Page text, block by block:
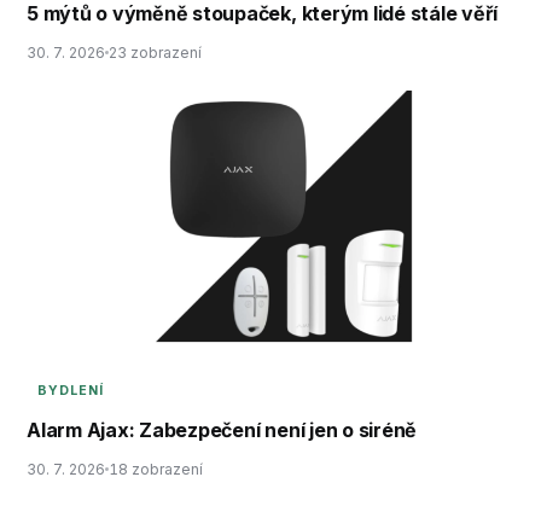
5 mýtů o výměně stoupaček, kterým lidé stále věří
30. 7. 2026 23 zobrazení
BYDLENÍ
Alarm Ajax: Zabezpečení není jen o siréně
30. 7. 2026 18 zobrazení